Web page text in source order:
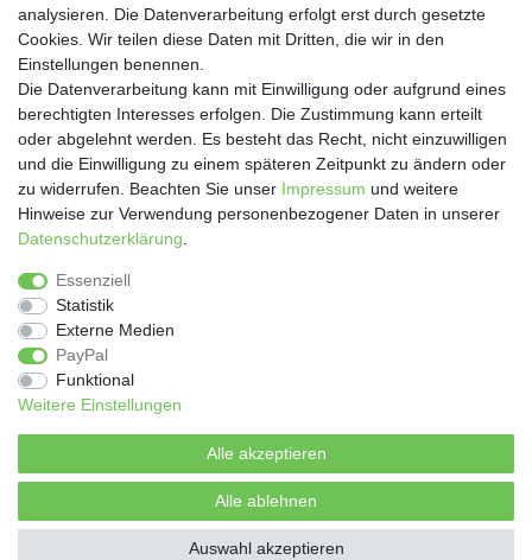
SOCIAL
Impressum
Widerrufs­recht
Zahlung und Versand
analysieren. Die Datenverarbeitung erfolgt erst durch gesetzte
Cookies. Wir teilen diese Daten mit Dritten, die wir in den
Einstellungen benennen.
Die Datenverarbeitung kann mit Einwilligung oder aufgrund eines
berechtigten Interesses erfolgen. Die Zustimmung kann erteilt
oder abgelehnt werden. Es besteht das Recht, nicht einzuwilligen
und die Einwilligung zu einem späteren Zeitpunkt zu ändern oder
zu widerrufen. Beachten Sie unser Impressum und weitere
Hinweise zur Verwendung personenbezogener Daten in unserer
Daten­schutz­erklärung
Essenziell
Statistik
Externe Medien
PayPal
Funktional
Weitere Einstellungen
Alle akzeptieren
Alle ablehnen
Auswahl akzeptieren